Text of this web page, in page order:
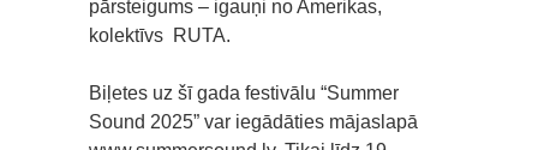
pārsteigums – igauņi no Amerikas,
kolektīvs RUTA.
Biļetes uz šī gada festivālu “Summer
Sound 2025” var iegādāties mājaslapā